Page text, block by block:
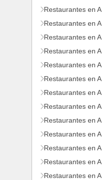
Restaurantes en A
Restaurantes en
Restaurantes en A
Restaurantes en A
Restaurantes en
Restaurantes en A
Restaurantes en
Restaurantes en
Restaurantes en A
Restaurantes en A
Restaurantes en A
Restaurantes en
Restaurantes en